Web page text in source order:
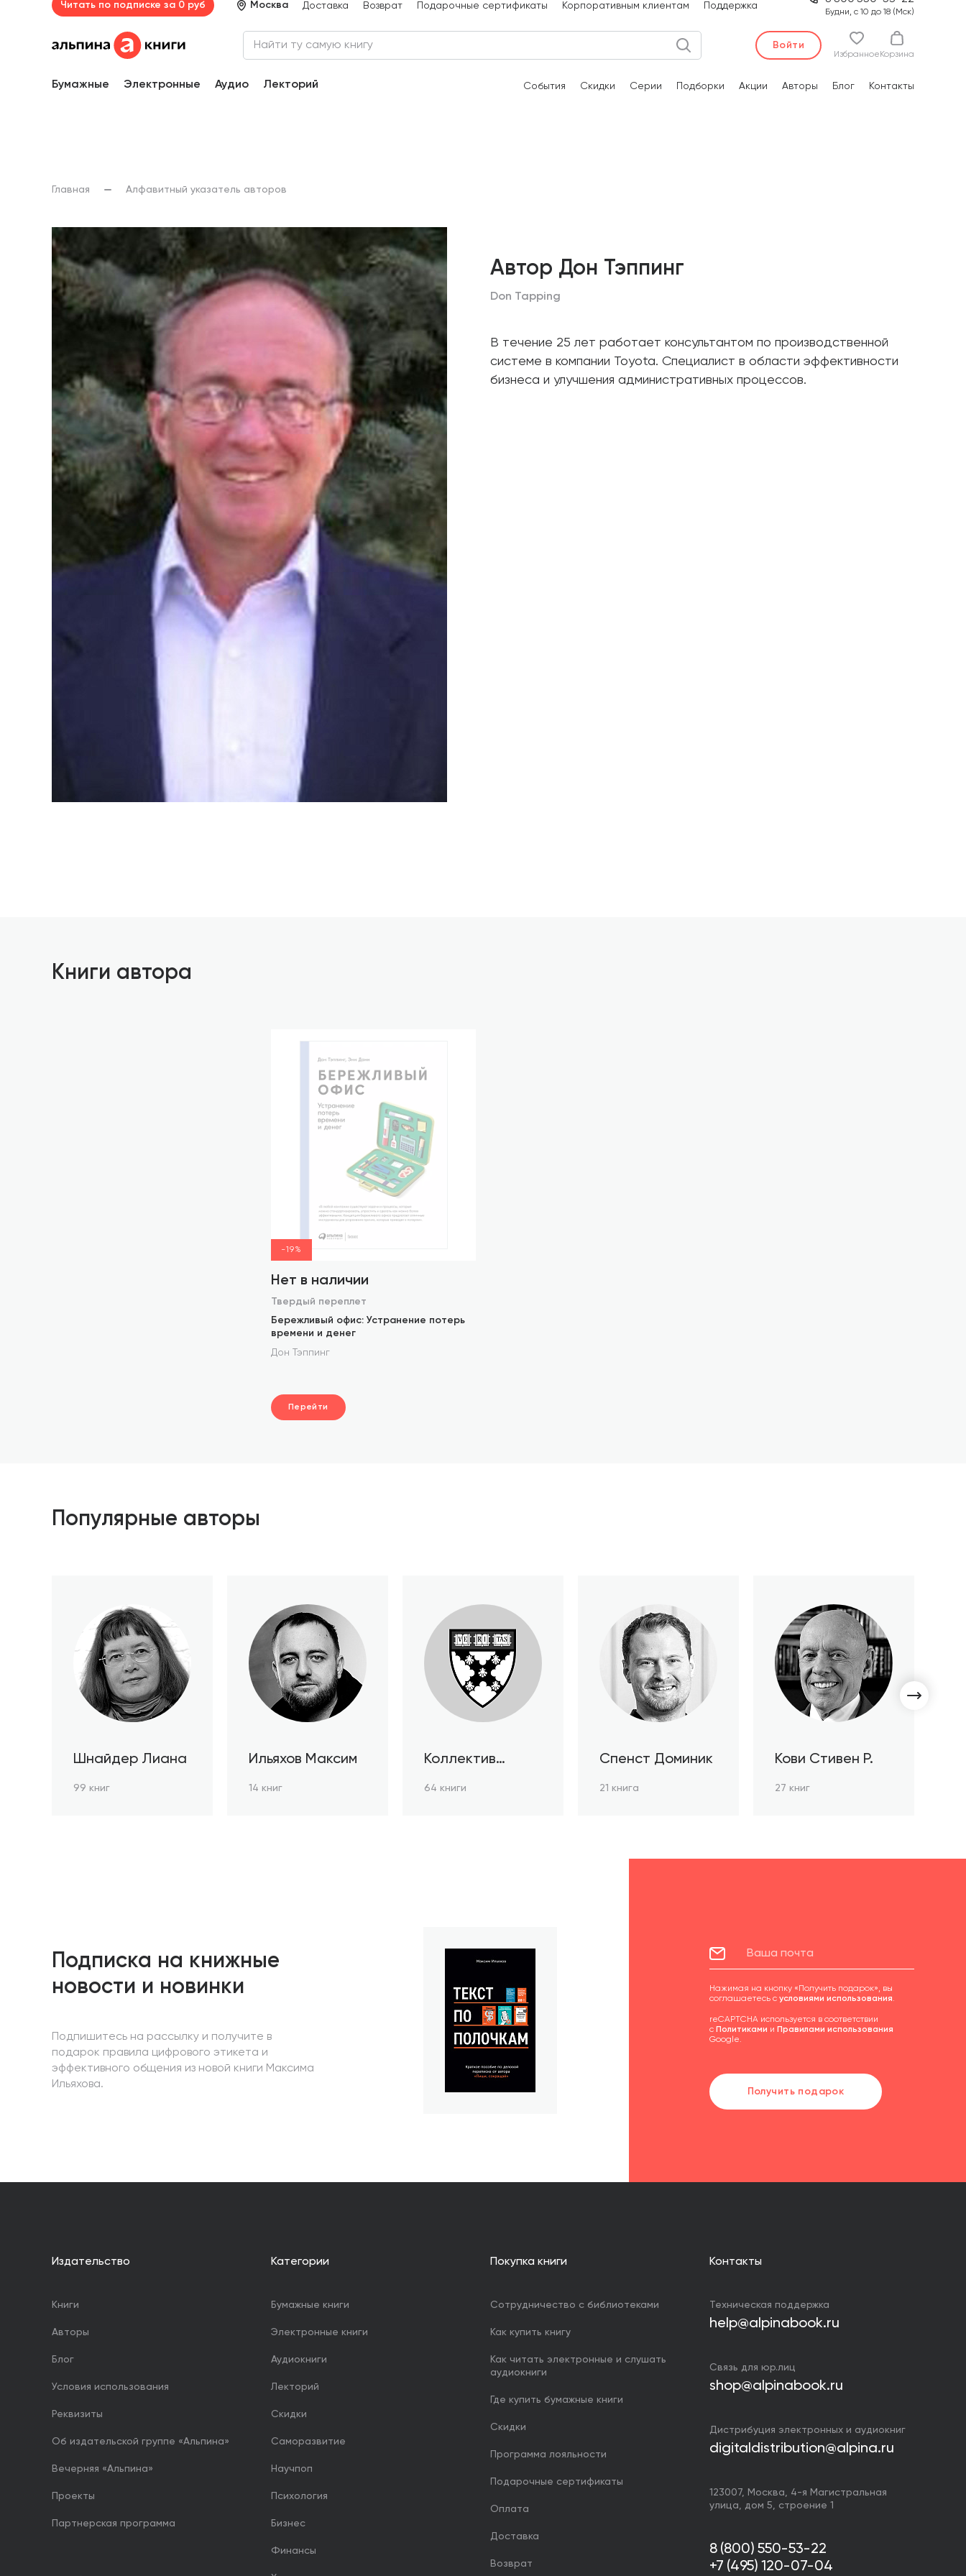
Читать по подписке за 0 руб Москва Доставка Возврат Подарочные сертификаты Корпоративным клиентам Поддержка
Будни, с 10 до 18 (Мск)
Войти
Избранное Корзина
Бумажные Электронные Аудио Лекторий События Скидки Серии Подборки Акции Авторы Блог Контакты
Главная Алфавитный указатель авторов
Автор Дон Тэппинг
Don Tapping
В течение 25 лет работает консультантом по производственной
системе в компании Toyota. Специалист в области эффективности
бизнеса и улучшения административных процессов.
Книги автора
-19%
Нет в наличии
Твердый переплет
Бережливый офис: Устранение потерь
времени и денег
Дон Тэппинг
Перейти
Популярные авторы
Шнайдер Лиана
99 книг
Ильяхов Максим
14 книг
Коллектив
64 книги
Спенст Доминик
21 книга
Кови Стивен Р.
27 книг
Подписка на книжные
новости и новинки
Подпишитесь на рассылку и получите в
подарок правила цифрового этикета и
эффективного общения из новой книги Максима
Ильяхова.
Нажимая на кнопку «Получить подарок», вы
соглашаетесь с условиями использования.
reCAPTCHA используется в соответствии
с Политиками и Правилами использования
Google.
Получить подарок
Издательство
Книги
Авторы
Блог
Условия использования
Реквизиты
Об издательской группе «Альпина»
Вечерняя «Альпина»
Проекты
Партнерская программа
Категории
Бумажные книги
Электронные книги
Аудиокниги
Лекторий
Скидки
Саморазвитие
Научпоп
Психология
Бизнес
Финансы
Покупка книги
Сотрудничество с библиотеками
Как купить книгу
Как читать электронные и слушать
аудиокниги
Где купить бумажные книги
Скидки
Программа лояльности
Подарочные сертификаты
Оплата
Доставка
Возврат
Контакты
Техническая поддержка
help@alpinabook.ru
Связь для юр.лиц
shop@alpinabook.ru
Дистрибуция электронных и аудиокниг
digitaldistribution@alpina.ru
123007, Москва, 4-я Магистральная
улица, дом 5, строение 1
8 (800) 550-53-22
+7 (495) 120-07-04